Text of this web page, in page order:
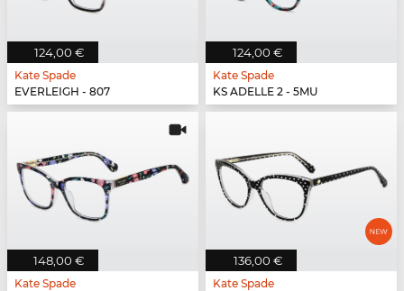
124,00 €
Kate Spade
EVERLEIGH - 807
124,00 €
Kate Spade
KS ADELLE 2 - 5MU
148,00 €
Kate Spade
136,00 €
Kate Spade